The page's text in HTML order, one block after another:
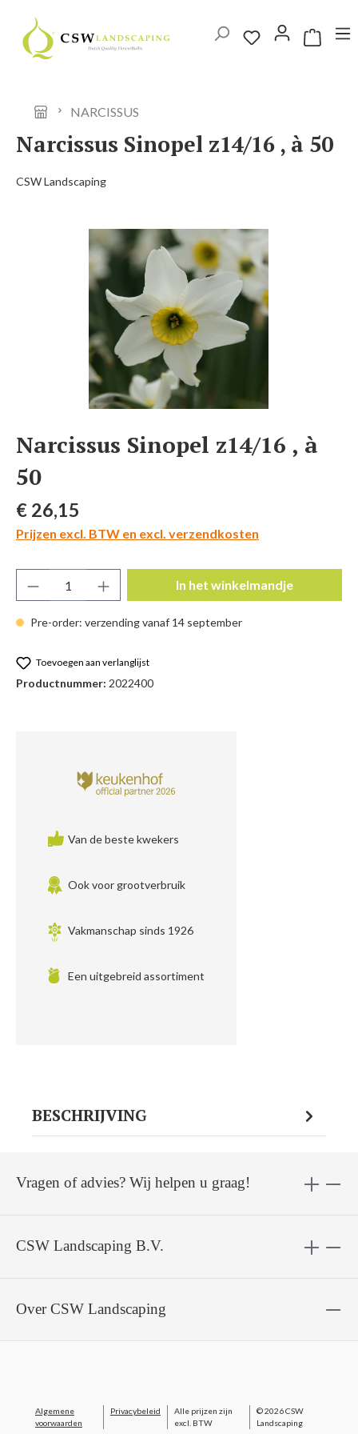
Ga naar de hoofdinhoud
NARCISSUS
Narcissus Sinopel z14/16 , à 50
CSW Landscaping
Afbeeldingengalerij overslaan
Narcissus Sinopel z14/16 , à
50
Normale prijs:
€ 26,15
Prijzen excl. BTW en excl. verzendkosten
Pre-order: verzending vanaf 14 september
Producthoeveelheid: Voer de gewenste
In het winkelmandje
Toevoegen aan verlanglijst
Productnummer: 2022400
Van de beste kwekers
Ook voor grootverbruik
Vakmanschap sinds 1926
Een uitgebreid assortiment
BESCHRIJVING
CSW Landscaping B.V.
Vragen of advies? Wij helpen u graag!
Over CSW Landscaping
Algemene
voorwaarden
Privacybeleid
Alle prijzen zijn
excl. BTW
© 2026 CSW
Landscaping